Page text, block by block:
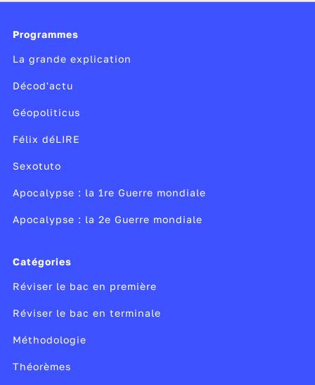
Programmes
La grande explication
Décod'actu
Géopoliticus
Félix déLIRE
Sexotuto
Apocalypse : la 1re Guerre mondiale
Apocalypse : la 2e Guerre mondiale
Catégories
Réviser le bac en première
Réviser le bac en terminale
Méthodologie
Théorèmes